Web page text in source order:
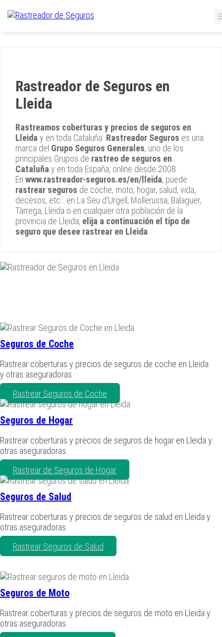
Rastreador de Seguros en
Lleida
Rastreamos coberturas y precios de seguros en
Lleida y en toda Cataluña. Rastreador Seguros es una
marca del Grupo Seguros Generales, uno de los
principales Grupos de rastreo de seguros en
Cataluña y en toda España, online desde 2008
En www.rastreador-seguros.es/en/lleida, puede
rastrear seguros de coche, moto, hogar, salud, vida,
decesos, etc.. en La Seu d'Urgell, Mollerussa, Balaguer,
Tàrrega, Lleida o en cualquier otra población de la
provincia de Lleida, elija a continuación el tipo de
seguro que desee rastrear en Lleida
Seguros de Coche
Rastrear coberturas y precios de seguros de coche en Lleida
y otras aseguradoras.
Rastrear Seguros de Coche
Seguros de Hogar
Rastrear coberturas y precios de seguros de hogar en Lleida y
otras aseguradoras.
Rastrear de Seguros de Hogar
Seguros de Salud
Rastrear coberturas y precios de seguros de salud en Lleida y
otras aseguradoras.
Rastrear Seguros de Salud
Seguros de Moto
Rastrear coberturas y precios de seguros de moto en Lleida y
otras aseguradoras.